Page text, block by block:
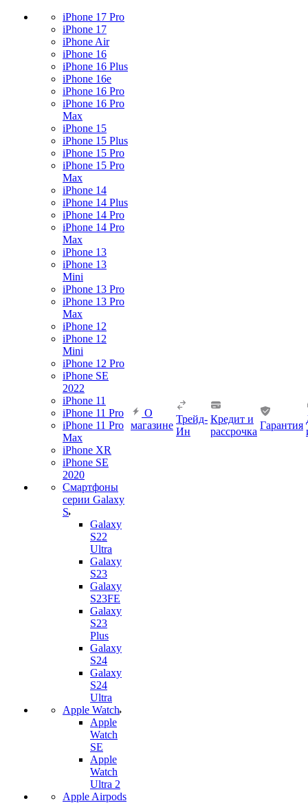
iPhone 17 Pro
iPhone 17
iPhone Air
iPhone 16
iPhone 16 Plus
iPhone 16e
iPhone 16 Pro
iPhone 16 Pro
Max
iPhone 15
iPhone 15 Plus
iPhone 15 Pro
iPhone 15 Pro
Max
iPhone 14
iPhone 14 Plus
iPhone 14 Pro
iPhone 14 Pro
Max
iPhone 13
iPhone 13
Mini
iPhone 13 Pro
iPhone 13 Pro
Max
iPhone 12
iPhone 12
Mini
iPhone 12 Pro
iPhone SE
2022
iPhone 11
iPhone 11 Pro
iPhone 11 Pro
Max
iPhone XR
iPhone SE
2020
Смартфоны
серии Galaxy
S
Galaxy
S22
Ultra
Galaxy
S23
Galaxy
S23FE
Galaxy
S23
Plus
Galaxy
S24
Galaxy
S24
Ultra
Apple Watch
Apple
Watch
SE
Apple
Watch
Ultra 2
Apple Airpods
О
магазине
Трейд-
Ин
Кредит и
рассрочка
Гарантия